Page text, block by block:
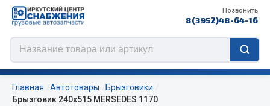
Позвонить
8(3952)48-64-16
Главная Автотовары
Брызговики
Брызговик 240х515 MERSEDES 1170